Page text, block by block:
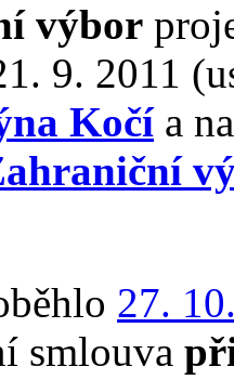
výbor
9. 2011
Kočía
27.
smlouva